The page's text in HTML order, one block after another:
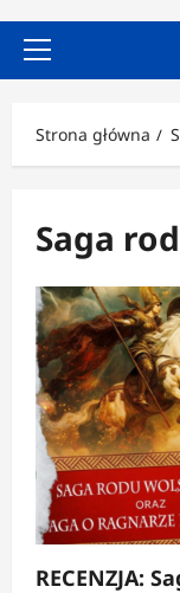
Menu
Strona główna
Saga
RECENZJA: